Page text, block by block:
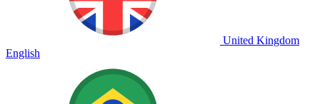
United Kingdom
English